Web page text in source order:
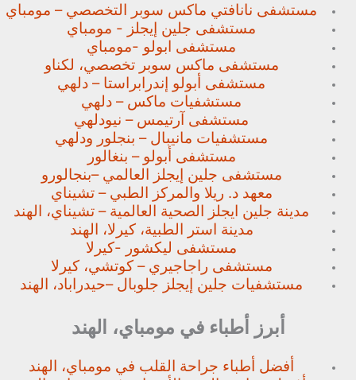
مستشفى نانافتي ماكس سوبر التخصصي – مومباي
مستشفى جلين إيجلز - مومباي
مستشفى ابولو -مومباي
مستشفى ماكس سوبر تخصصي، لكناو
مستشفى أبولو إندرابراستا – دلهي
مستشفيات ماكس – دلهي
مستشفى آرتيمس – نيودلهي
مستشفيات مانيبال – بنجلور ودلهي
مستشفى أبولو – بنغالور
مستشفى جلين إيجلز العالمي –بنجالورو
معهد د. ريلا والمركز الطبي – تشيناي
مدينة جلين ايجلز الصحية العالمية – تشيناي، الهند
مدينة استر الطبية، كيرلا، الهند
مستشفى ليكشور -كيرلا
مستشفى راجاجيري – كوتشي، كيرلا
مستشفيات جلين إيجلز جلوبال –حيدراباد، الهند
أبرز أطباء في مومباي، الهند
أفضل أطباء جراحة القلب في مومباي، الهند